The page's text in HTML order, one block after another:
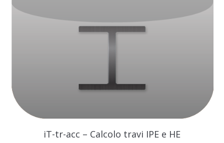
iT-tr-acc – Calcolo travi IPE e HE